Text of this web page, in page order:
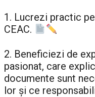
1. Lucrezi practic
CEAC.
2. Beneficiezi de
pasionat, care
documente sunt
lor şi ce